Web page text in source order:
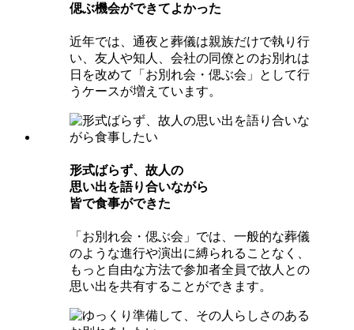
偲ぶ機会ができてよかった
近年では、通夜と葬儀は親族だけで執り行
い、友人や知人、会社の同僚とのお別れは
日を改めて「お別れ会・偲ぶ会」として行
うケースが増えています。
形式ばらず、故⼈の
思い出を語り合いながら
皆で⾷事ができた
「お別れ会・偲ぶ会」では、一般的な葬儀
のような進行や演出に縛られることなく、
もっと自由な方法で参加者全員で故人との
思い出を共有することができます。